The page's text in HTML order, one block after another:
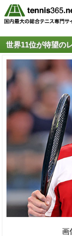
世界11位が待望の
画